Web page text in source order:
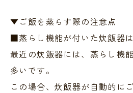
▼ご飯を蒸らす際の注意点
■蒸らし機能が付いた炊飯器
最近の炊飯器には、蒸らし機
多いです。
この場合、炊飯器が自動的に